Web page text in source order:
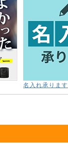
名入れ承ります